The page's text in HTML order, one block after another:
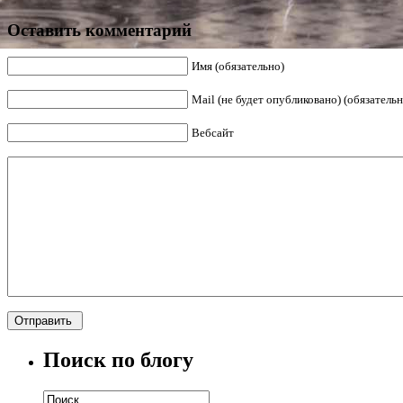
Оставить комментарий
Имя (обязательно)
Mail (не будет опубликовано)
Вебсайт
Поиск по блогу